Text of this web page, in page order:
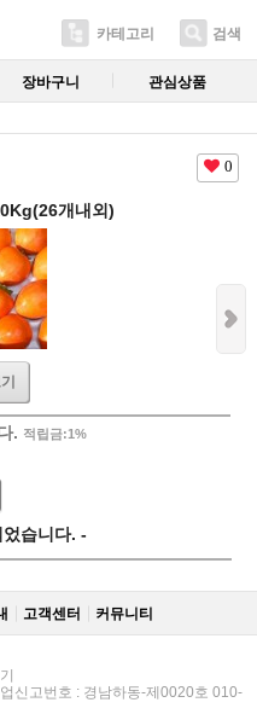
카테고리 검색
장바구니 관심상품
0
개내외)
. 적립금:1%
습니다. -
고객센터 커뮤니티
신고번호 : 경남하동-제0020호 010-